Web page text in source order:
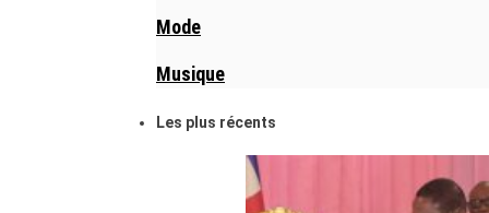
Mode
Musique
Les plus récents